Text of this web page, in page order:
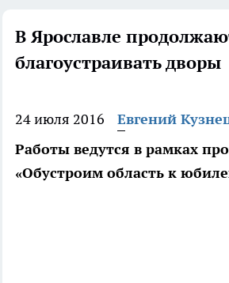
В Ярославле
благоустраивать дворы
24 июля 2016
Евгений
Работы ведутся в рамках
«Обустроим область к